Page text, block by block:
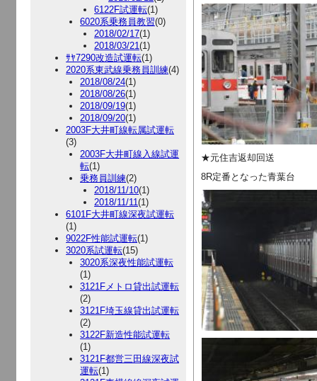
6122F試運転(1)
6020系乗務員教習(0)
2018/02/17(1)
2018/03/21(1)
ｻﾔ7290改造試運転(1)
2020系東武線乗務員訓練(4)
2018/08/24(1)
2018/08/26(1)
2018/09/19(1)
2018/09/20(1)
2003F大井町線転属試運転
(3)
2003F大井町線入線試運
転(1)
乗務員訓練(2)
2018/11/10(1)
2018/11/11(1)
6101F大井町線深夜試運転
(1)
9022F性能試運転(1)
3020系試運転(15)
3020系深夜性能試運転
(1)
3121Fメトロ貸出試運転
(2)
3121F埼玉線貸出試運転
(2)
3122F新造性能試運転
(1)
3121F都営三田線深夜試
運転(1)
★元住吉返却回送
8R定番となった青葉台